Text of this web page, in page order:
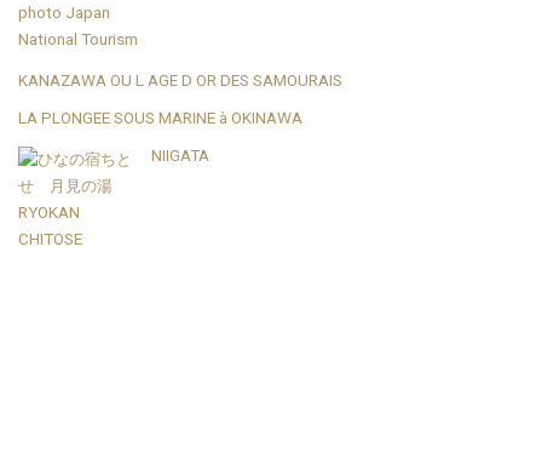
KANAZAWA OU L AGE D OR DES SAMOURAIS
LA PLONGEE SOUS MARINE à OKINAWA
NIIGATA